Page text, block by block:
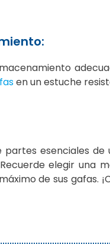
en un estuche
esenciales
elegir una
de sus gafas.